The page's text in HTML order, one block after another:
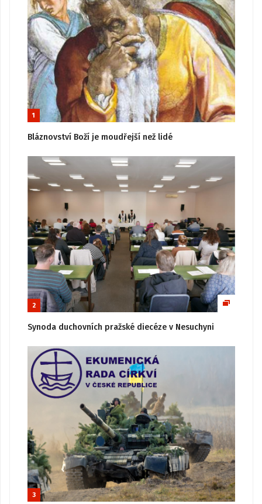
1
Bláznovství Boží je moudřejší než lidé
2
Synoda duchovních pražské diecéze v Nesuchyni
3